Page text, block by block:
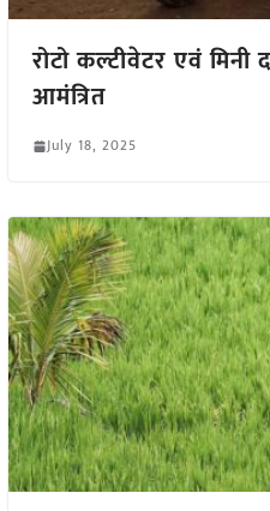
रोटो कल्टीवेटर एवं
आमंत्रित
July 18, 2025